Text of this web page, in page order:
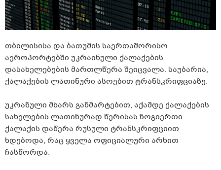
თბილისისა და ბათუმის საერთაშორისო
აეროპორტებში უკრაინული ქალაქების
დასახელებების მართლწერა შეიცვალა. საუბარია,
ქალაქების ლათინური ასოებით ტრანსკრიფციაზე.
უკრანული მხარს განმარტებით, აქამდე ქალაქების
სახელების ლათინურად წერისას ზოგიერთი
ქალაქის დაწერა რუსული ტრანსკრიფციით
ხდებოდა, რაც ყველა ოფიციალური არხით
ჩასწორდა.